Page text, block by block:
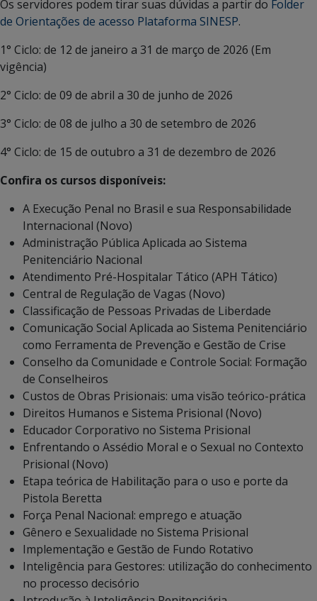
Os servidores podem tirar suas dúvidas a partir do Folder
de Orientações de acesso Plataforma SINESP.
1° Ciclo: de 12 de janeiro a 31 de março de 2026 (Em
vigência)
2° Ciclo: de 09 de abril a 30 de junho de 2026
3° Ciclo: de 08 de julho a 30 de setembro de 2026
4° Ciclo: de 15 de outubro a 31 de dezembro de 2026
Confira os cursos disponíveis:
A Execução Penal no Brasil e sua Responsabilidade
Internacional (Novo)
Administração Pública Aplicada ao Sistema
Penitenciário Nacional
Atendimento Pré-Hospitalar Tático (APH Tático)
Central de Regulação de Vagas (Novo)
Classificação de Pessoas Privadas de Liberdade
Comunicação Social Aplicada ao Sistema Penitenciário
como Ferramenta de Prevenção e Gestão de Crise
Conselho da Comunidade e Controle Social: Formação
de Conselheiros
Custos de Obras Prisionais: uma visão teórico-prática
Direitos Humanos e Sistema Prisional (Novo)
Educador Corporativo no Sistema Prisional
Enfrentando o Assédio Moral e o Sexual no Contexto
Prisional (Novo)
Etapa teórica de Habilitação para o uso e porte da
Pistola Beretta
Força Penal Nacional: emprego e atuação
Gênero e Sexualidade no Sistema Prisional
Implementação e Gestão de Fundo Rotativo
Inteligência para Gestores: utilização do conhecimento
no processo decisório